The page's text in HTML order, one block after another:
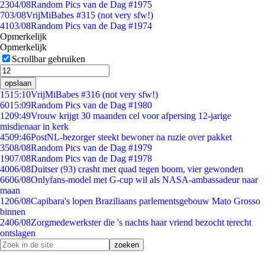
2304/08Random Pics van de Dag #1975
703/08VrijMiBabes #315 (not very sfw!)
4103/08Random Pics van de Dag #1974
Opmerkelijk
Opmerkelijk
Scrollbar gebruiken
opslaan
1515:10VrijMiBabes #316 (not very sfw!)
6015:09Random Pics van de Dag #1980
1209:49Vrouw krijgt 30 maanden cel voor afpersing 12-jarige
misdienaar in kerk
4509:46PostNL-bezorger steekt bewoner na ruzie over pakket
3508/08Random Pics van de Dag #1979
1907/08Random Pics van de Dag #1978
4006/08Duitser (93) crasht met quad tegen boom, vier gewonden
6606/08Onlyfans-model met G-cup wil als NASA-ambassadeur naar
maan
1206/08Capibara's lopen Braziliaans parlementsgebouw Mato Grosso
binnen
2406/08Zorgmedewerkster die 's nachts haar vriend bezocht terecht
ontslagen